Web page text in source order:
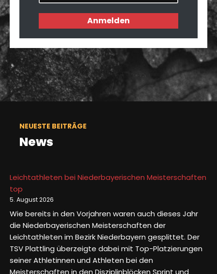
NEUESTE BEITRÄGE
News
Leichtathleten bei Niederbayerischen Meisterschaften
top
5. August 2026
Wie bereits in den Vorjahren waren auch dieses Jahr
die Niederbayerischen Meisterschaften der
Leichtathleten im Bezirk Niederbayern gesplittet. Der
TSV Plattling überzeigte dabei mit Top-Platzierungen
seiner Athletinnen und Athleten bei den
Meisterschaften in den Disziplinblöcken Sprint und